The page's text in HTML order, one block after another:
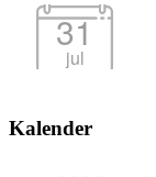
31
jul
Kalender